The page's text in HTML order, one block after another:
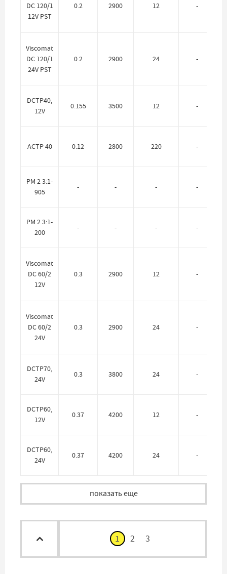
DC 120/1
12V PST
0.2 2900 12 -
Viscomat
DC 120/1
24V PST
0.2 2900 24 -
DCTP40,
12V
0.155 3500 12 -
ACTP 40 0.12 2800 220 -
PM 2 3:1-
905
- - - -
PM 2 3:1-
200
- - - -
Viscomat
DC 60/2
12V
0.3 2900 12 -
Viscomat
DC 60/2
24V
0.3 2900 24 -
DCTP70,
24V
0.3 3800 24 -
DCTP60,
12V
0.37 4200 12 -
DCTP60,
24V
0.37 4200 24 -
показать еще
1 2 3